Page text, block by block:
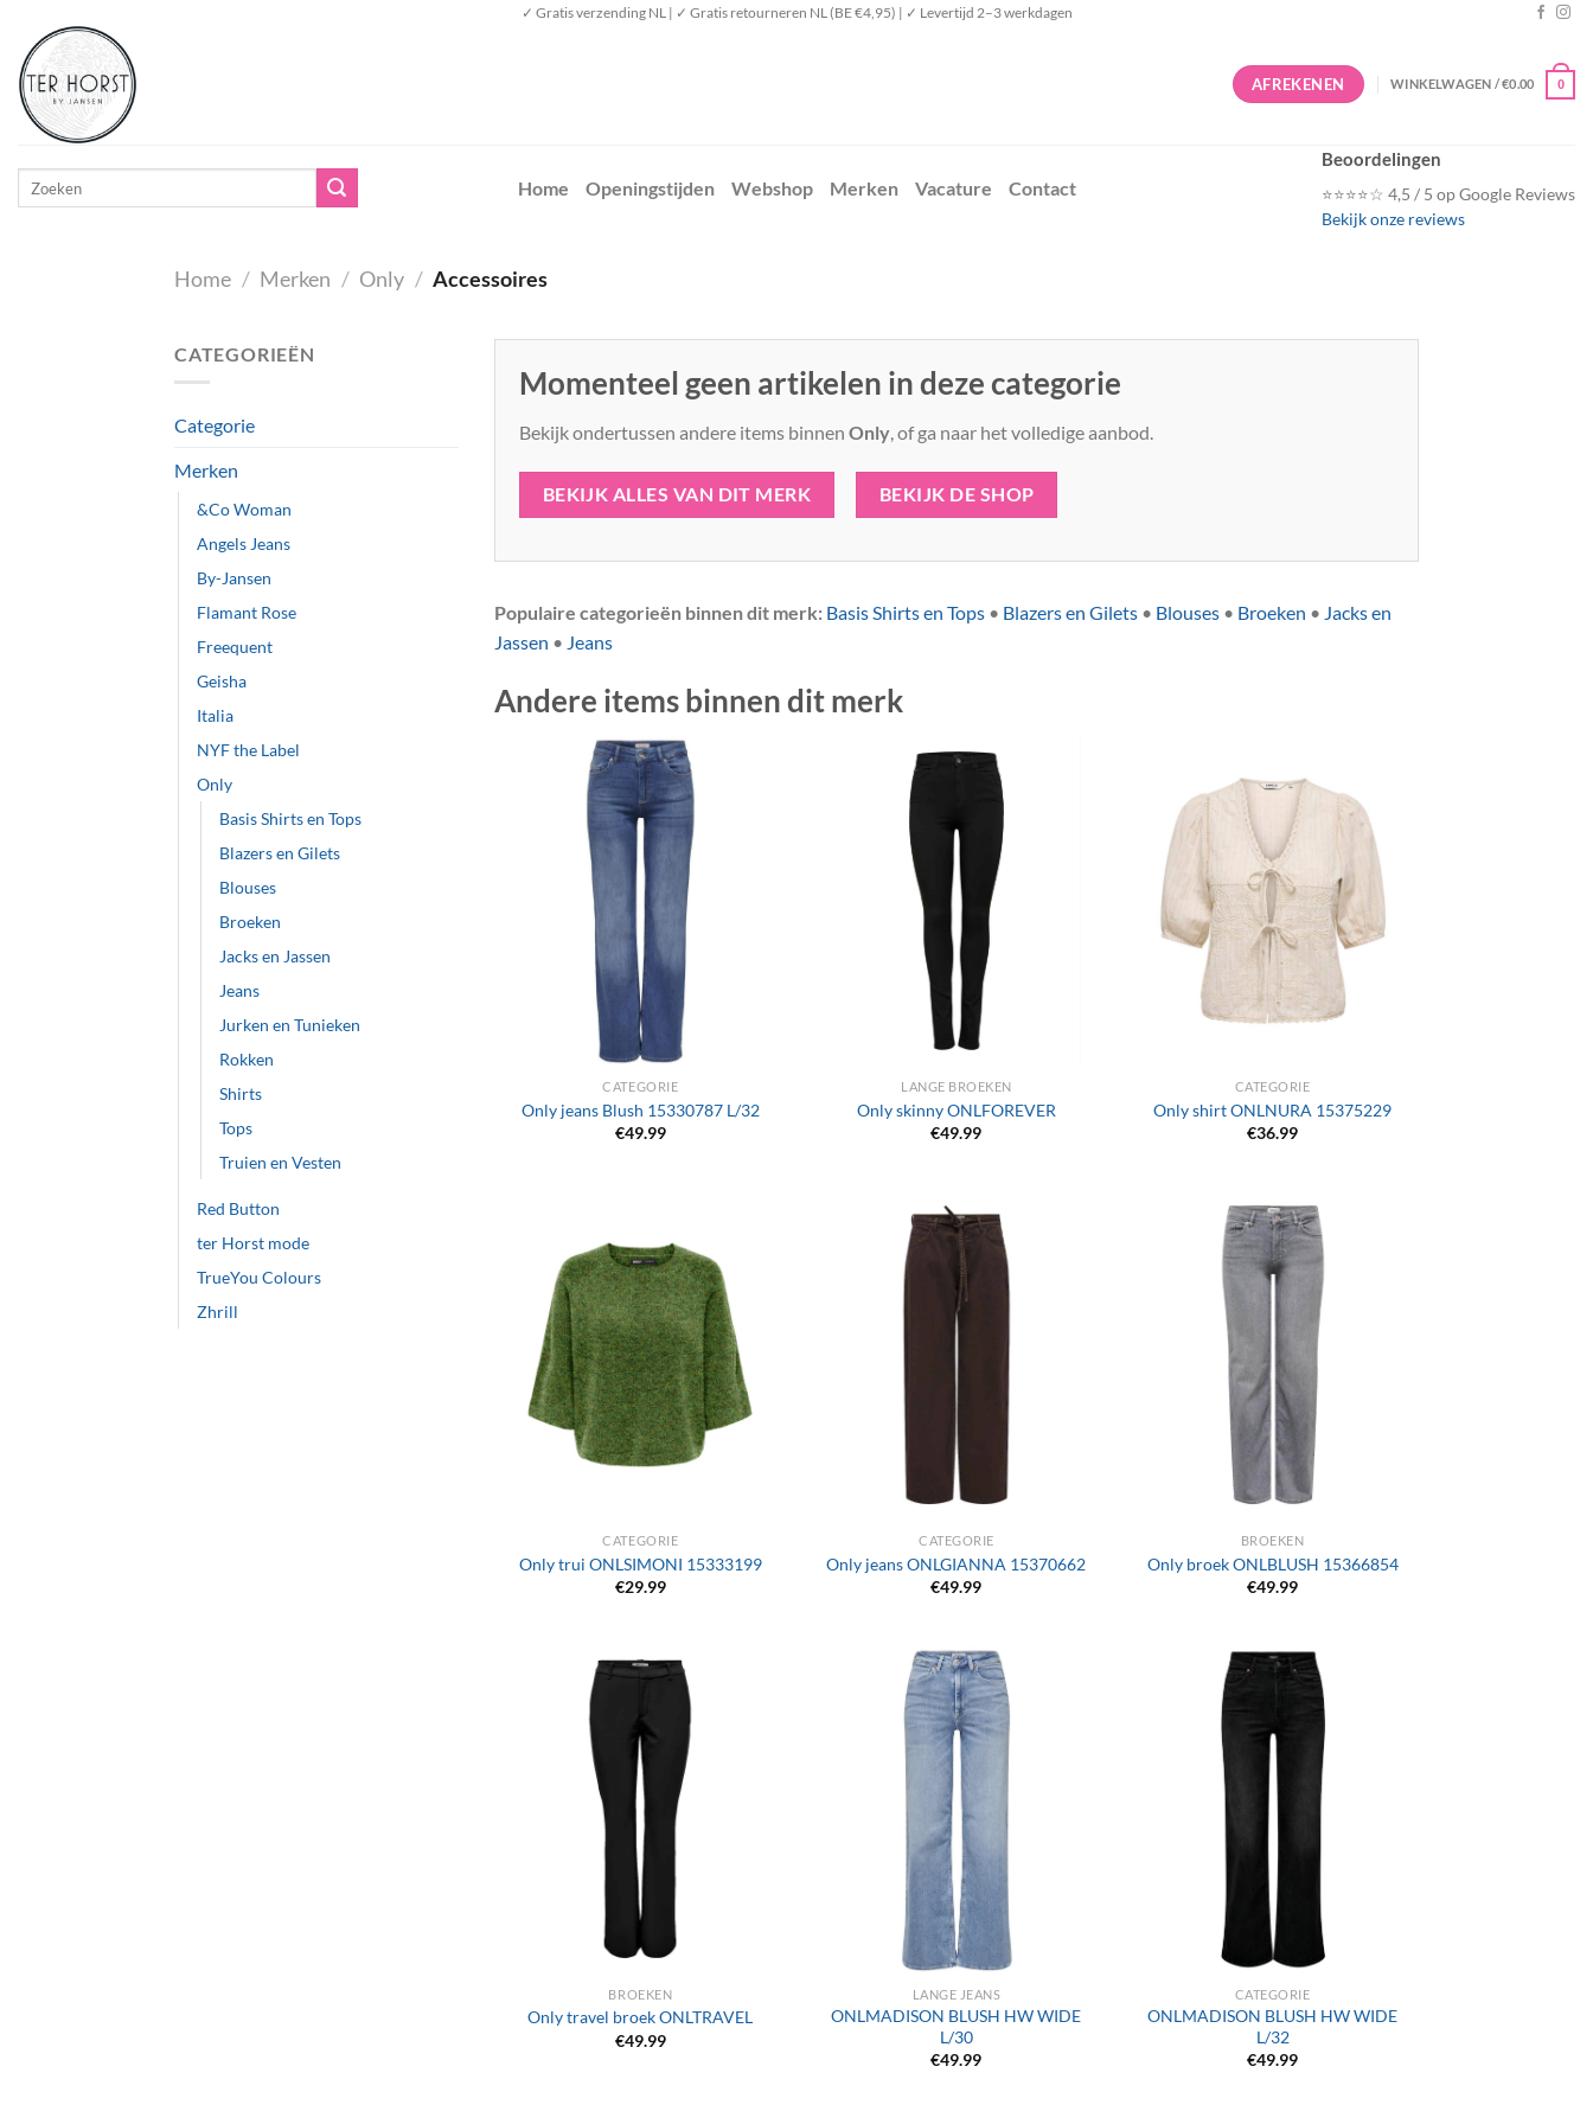
naar
inhoud
✓ Gratis verzending NL | ✓ Gratis retourneren NL (BE €4,95) | ✓ Levertijd 2–3 werkdagen
AFREKENEN WINKELWAGEN /€0.00 0
Zoeken
Home Openingstijden Webshop Merken Vacature Contact
Beoordelingen
⭐⭐⭐⭐☆ 4,5 / 5 op Google Reviews
Bekijk onze reviews
Home / Merken / Only / Accessoires
CATEGORIEËN
Categorie
Merken
&Co Woman
Angels Jeans
By-Jansen
Flamant Rose
Freequent
Geisha
Italia
NYF the Label
Only
Basis Shirts en Tops
Blazers en Gilets
Blouses
Broeken
Jacks en Jassen
Jeans
Jurken en Tunieken
Rokken
Shirts
Tops
Truien en Vesten
Red Button
ter Horst mode
TrueYou Colours
Zhrill
Momenteel geen artikelen in deze categorie
Bekijk ondertussen andere items binnen Only, of ga naar het volledige aanbod.
BEKIJK ALLES VAN DIT MERK BEKIJK DE SHOP
Populaire categorieën binnen dit merk: Basis Shirts en Tops • Blazers en Gilets • Blouses • Broeken • Jacks en
Jassen • Jeans
Andere items binnen dit merk
CATEGORIE
Only jeans Blush 15330787 L/32
€49.99
LANGE BROEKEN
Only skinny ONLFOREVER
€49.99
CATEGORIE
Only shirt ONLNURA 15375229
€36.99
CATEGORIE
Only trui ONLSIMONI 15333199
€29.99
CATEGORIE
Only jeans ONLGIANNA 15370662
€49.99
BROEKEN
Only broek ONLBLUSH 15366854
€49.99
BROEKEN
Only travel broek ONLTRAVEL
€49.99
LANGE JEANS
ONLMADISON BLUSH HW WIDE
L/30
€49.99
CATEGORIE
ONLMADISON BLUSH HW WIDE
L/32
€49.99